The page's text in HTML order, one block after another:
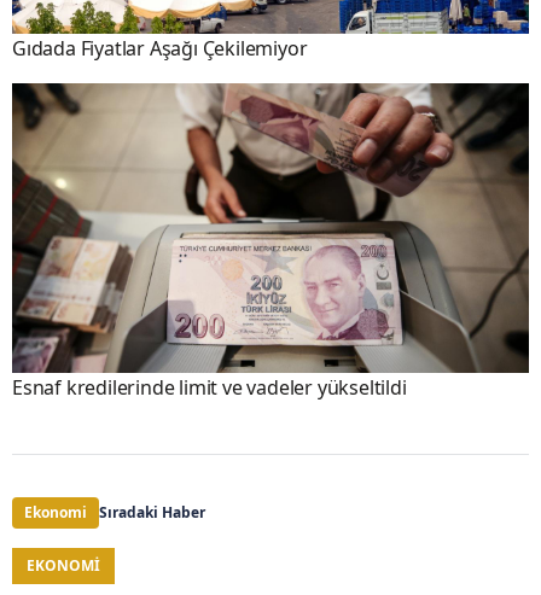
Gıdada Fiyatlar Aşağı Çekilemiyor
Esnaf kredilerinde limit ve vadeler yükseltildi
Ekonomi Sıradaki Haber
EKONOMI